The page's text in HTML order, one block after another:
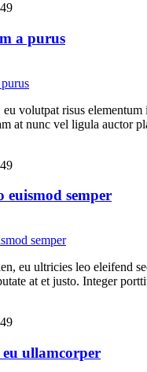
a purus
volutpat risus
at nunc vel ligula auctor
euismod semper
eu ultricies leo eleifend
at et justo. Integer
ullamcorper